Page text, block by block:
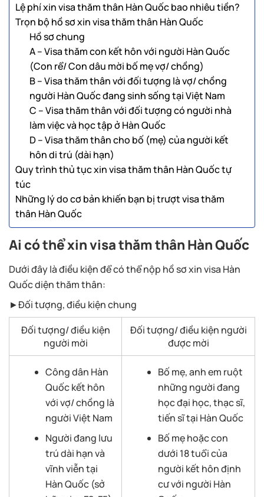
Lệ phí xin visa thăm thân Hàn Quốc bao nhiêu tiền?
Trọn bộ hồ sơ xin visa thăm thân Hàn Quốc
Hồ sơ chung
A – Visa thăm con kết hôn với người Hàn Quốc
(Con rể/ Con dâu mời bố mẹ vợ/ chồng)
B – Visa thăm thân với đối tượng là vợ/ chồng
người Hàn Quốc đang sinh sống tại Việt Nam
C – Visa thăm thân với đối tượng có người nhà
làm việc và học tập ở Hàn Quốc
D – Visa thăm thân cho bố (mẹ) của người kết
hôn di trú (dài hạn)
Quy trình thủ tục xin visa thăm thân Hàn Quốc tự
túc
Những lý do cơ bản khiến bạn bị trượt visa thăm
thân Hàn Quốc
Ai có thể xin visa thăm thân Hàn Quốc
Dưới đây là điều kiện để có thể nộp hồ sơ xin visa Hàn
Quốc diện thăm thân:
►Đối tượng, điều kiện chung
Đối tượng/ điều kiện
người mời
Đối tượng/ điều kiện người
được mời
Công dân Hàn
Quốc kết hôn
với vợ/ chồng là
người Việt Nam
Người đang lưu
trú dài hạn và
vĩnh viễn tại
Hàn Quốc (sở
Bố mẹ, anh em ruột
những người đang
học đại học, thạc sĩ,
tiến sĩ tại Hàn Quốc
Bố mẹ hoặc con
dưới 18 tuổi của
người kết hôn định
cư với người Hàn